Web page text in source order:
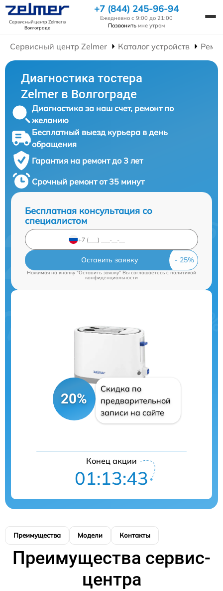
Сервисный центр Zelmerв
Волгограде
+7 (844) 245-96-94
Ежедневно с 9:00 до 21:00
Позвонить мне утром
Сервисный центр Zelmer Каталог устройств
Диагностика тостера
Zelmer в Волгограде
Диагностика за наш счет, ремонт по
желанию
Бесплатный выезд курьера в день
обращения
Гарантия на ремонт до 3 лет
Срочный ремонт от 35 минут
Бесплатная консультация со
специалистом
Оставить заявку
Нажимая на кнопку "Оставить заявку" Вы соглашаетесь c политикой
конфиденциальности
20%
Скидка по
предварительной
записи на сайте
Конец акции
01:13:42
Преимущества Модели Контакты
Преимущества сервис-
центра